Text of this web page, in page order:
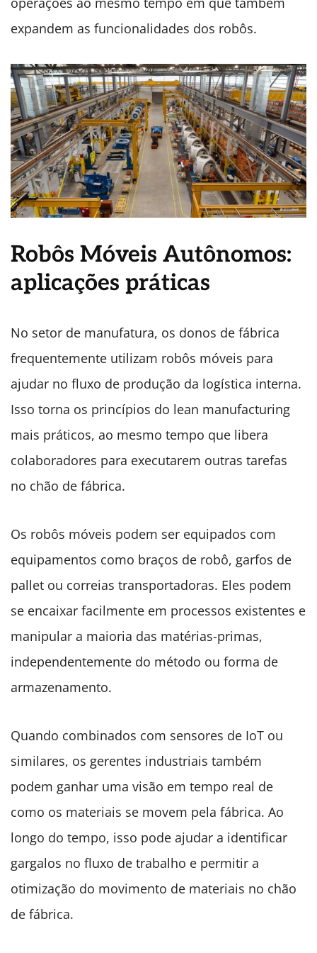
expandem as funcionalidades dos robôs.
Robôs Móveis Autônomos:
aplicações práticas
No setor de manufatura, os donos de fábrica
frequentemente utilizam robôs móveis para
ajudar no fluxo de produção da logística interna.
Isso torna os princípios do lean manufacturing
mais práticos, ao mesmo tempo que libera
colaboradores para executarem outras tarefas
no chão de fábrica.
Os robôs móveis podem ser equipados com
equipamentos como braços de robô, garfos de
pallet ou correias transportadoras. Eles podem
se encaixar facilmente em processos existentes e
manipular a maioria das matérias-primas,
independentemente do método ou forma de
armazenamento.
Quando combinados com sensores de IoT ou
similares, os gerentes industriais também
podem ganhar uma visão em tempo real de
como os materiais se movem pela fábrica. Ao
longo do tempo, isso pode ajudar a identificar
gargalos no fluxo de trabalho e permitir a
otimização do movimento de materiais no chão
de fábrica.